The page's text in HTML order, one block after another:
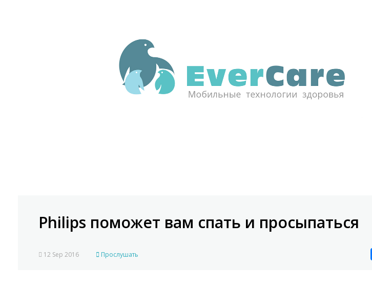
Philips поможет вам спать и просыпаться
12 Sep 2016 Прослушать